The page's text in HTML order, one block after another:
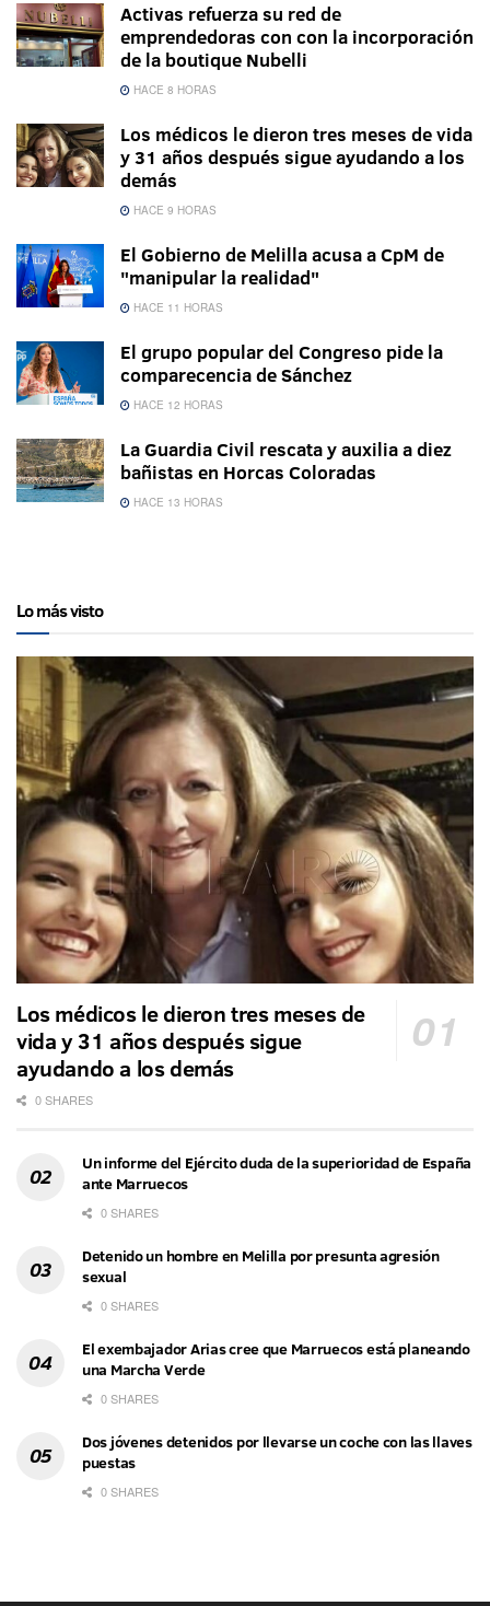
Activas refuerza su red de
emprendedoras con con la incorporación
de la boutique Nubelli
HACE 8 HORAS
Los médicos le dieron tres meses de vida
y 31 años después sigue ayudando a los
demás
HACE 9 HORAS
El Gobierno de Melilla acusa a CpM de
"manipular la realidad"
HACE 11 HORAS
El grupo popular del Congreso pide la
comparecencia de Sánchez
HACE 12 HORAS
La Guardia Civil rescata y auxilia a diez
bañistas en Horcas Coloradas
HACE 13 HORAS
Lo más visto
Los médicos le dieron tres meses de
vida y 31 años después sigue
ayudando a los demás
0 SHARES
Un informe del Ejército duda de la superioridad de España
ante Marruecos
0 SHARES
Detenido un hombre en Melilla por presunta agresión
sexual
0 SHARES
El exembajador Arias cree que Marruecos está planeando
una Marcha Verde
0 SHARES
Dos jóvenes detenidos por llevarse un coche con las llaves
puestas
0 SHARES